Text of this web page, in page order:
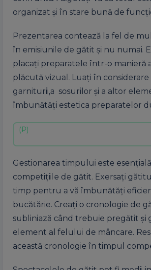
organizat și în stare bună de
Prezentarea contează la fel de
în emisiunile de gătit și nu numai.
placați preparatele într-o manieră
plăcută vizual. Luați în
garniturii,a sosurilor și a altor
îmbunătăți estetica preparatelor
Gestionarea timpului este
competițiile de gătit. Exersați
timp pentru a vă îmbunătăți
bucătărie. Creați o cronologie de
subliniază când trebuie pregătit și
element al felului de mâncare.
această cronologie în timpul